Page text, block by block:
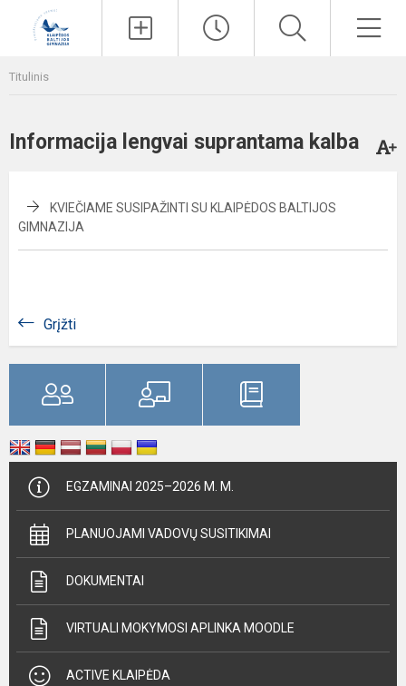
Titulinis
Informacija lengvai suprantama kalba
KVIEČIAME SUSIPAŽINTI SU KLAIPĖDOS BALTIJOS
GIMNAZIJA
Grįžti
EGZAMINAI 2025–2026 M. M.
PLANUOJAMI VADOVŲ SUSITIKIMAI
DOKUMENTAI
VIRTUALI MOKYMOSI APLINKA MOODLE
ACTIVE KLAIPĖDA